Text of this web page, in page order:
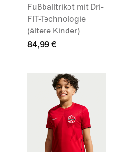
Fußballtrikot mit Dri-
FIT-Technologie
(ältere Kinder)
84,99 €